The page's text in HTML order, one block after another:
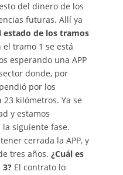
del dinero de los
futuras. Allí ya
estado de los tramos
el tramo 1 se está
esperando una APP
donde, por
por los
kilómetros. Ya se
y estamos
siguiente fase.
cerrada la APP, y
tres años. ¿Cuál es
El contrato lo